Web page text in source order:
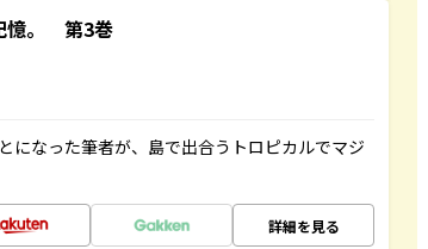
憶。 第3巻
になった筆者が、島で出合うトロピカルでマジ
詳細を見る